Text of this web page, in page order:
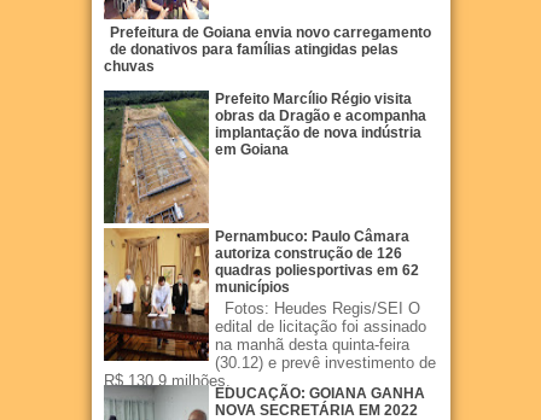
Prefeitura de Goiana envia novo carregamento
de donativos para famílias atingidas pelas
chuvas
Prefeito Marcílio Régio visita
obras da Dragão e acompanha
implantação de nova indústria
em Goiana
Pernambuco: Paulo Câmara
autoriza construção de 126
quadras poliesportivas em 62
municípios
Fotos: Heudes Regis/SEI O
edital de licitação foi assinado
na manhã desta quinta-feira
(30.12) e prevê investimento de
R$ 130,9 milhões.
EDUCAÇÃO: GOIANA GANHA
NOVA SECRETÁRIA EM 2022